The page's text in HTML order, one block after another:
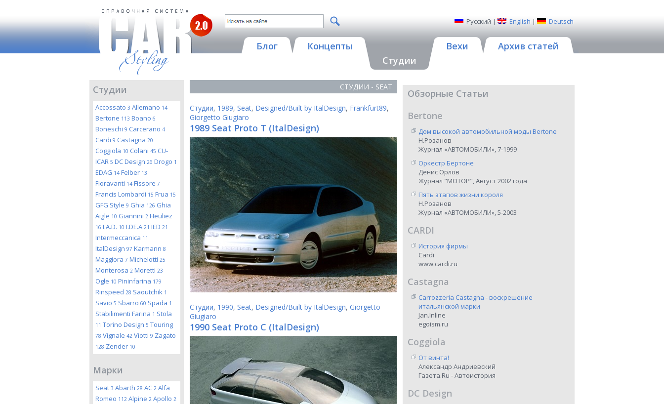
Русский | English | Deutsch
Блог
Концепты
Студии
Вехи Архив статей
Студии
Accossato 3 Allemano 14
Bertone 113 Boano 6
Boneschi 9 Carcerano 4
Cardi 9 Castagna 20
Coggiola 10 Colani 45 CU-
ICAR 5 DC Design 26 Drogo 1
EDAG 14 Felber 13
Fioravanti 14 Fissore 7
Francis Lombardi 15 Frua 15
GFG Style 9 Ghia 126 Ghia
Aigle 10 Giannini 2 Heuliez
16 I.A.D. 10 I.DE.A 21 IED 21
Intermeccanica 11
ItalDesign 97 Karmann 8
Maggiora 7 Michelotti 25
Monterosa 2 Moretti 23
Ogle 10 Pininfarina 179
Rinspeed 28 Saoutchik 1
Savio 5 Sbarro 60 Spada 1
Stabilimenti Farina 1 Stola
11 Torino Design 5 Touring
78 Vignale 42 Viotti 9 Zagato
128 Zender 10
Марки
Seat 3 Abarth 28 AC 2 Alfa
Romeo 112 Alpine 2 Apollo 2
СТУДИИ - SEAT
Студии, 1989, Seat, Designed/Built by ItalDesign, Frankfurt89,
Giorgetto Giugiaro
1989 Seat Proto T (ItalDesign)
Студии, 1990, Seat, Designed/Built by ItalDesign, Giorgetto
Giugiaro
1990 Seat Proto C (ItalDesign)
Обзорные Статьи
Bertone
Дом высокой автомобильной моды Bertone
Н.Розанов
Журнал «АВТОМОБИЛИ», 7-1999
Оркестр Бертоне
Денис Орлов
Журнал "МОТОР", Август 2002 года
Пять этапов жизни короля
Н.Розанов
Журнал «АВТОМОБИЛИ», 5-2003
CARDI
История фирмы
Cardi
www.cardi.ru
Castagna
Carrozzeria Castagna - воскрешение
итальянской марки
Jan.Inline
egoism.ru
Coggiola
От винта!
Александр Андриевский
Газета.Ru - Автоистория
DC Design